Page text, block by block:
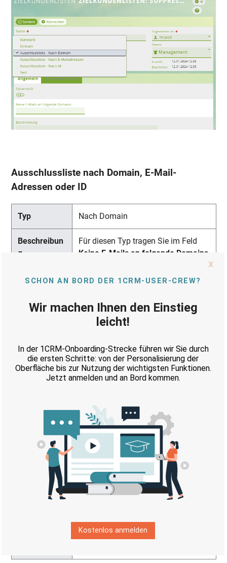
Ausschlussliste nach Domain, E-Mail-
Adressen oder ID
Nach Domain
Für diesen Typ tragen Sie im Feld
Keine E-Mails an folgende Domains
trennen die Domains mit einem
example.com, example.de,
example.org
Mail mit einer der angegebenen
Domains besitzen, werden bei dem
Versand nicht berücksichtigt und
Nach E-Mailadressen
Kontakte/Interessenten werden
anhand der E-Mail-Adressen, die in
Feldernemail1undemail2
gespeichert sind, ausgeschlossen.
Adressen funktioniert auch
dynamisch.